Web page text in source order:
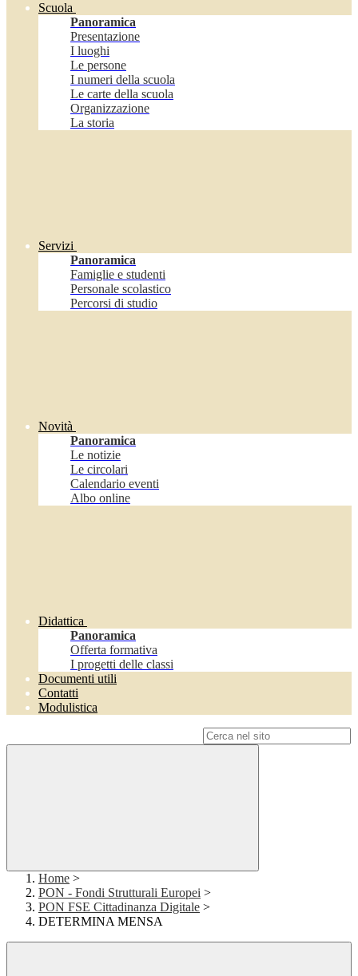
Scuola
Panoramica
Presentazione
I luoghi
Le persone
I numeri della scuola
Le carte della scuola
Organizzazione
La storia
Servizi
Panoramica
Famiglie e studenti
Personale scolastico
Percorsi di studio
Novità
Panoramica
Le notizie
Le circolari
Calendario eventi
Albo online
Didattica
Panoramica
Offerta formativa
I progetti delle classi
Documenti utili
Contatti
Modulistica
Home >
PON - Fondi Strutturali Europei >
PON FSE Cittadinanza Digitale >
DETERMINA MENSA